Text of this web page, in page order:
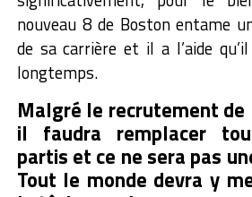
nouveau 8 de Boston entame
de sa carrière et il a l’aide
longtemps.
Malgré le recrutement de
il faudra remplacer
partis et ce ne sera pas
Tout le monde devra y